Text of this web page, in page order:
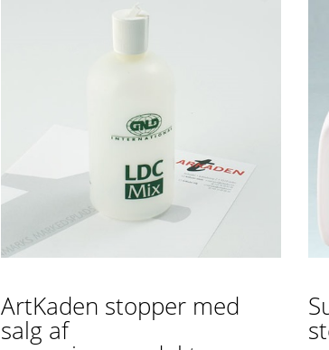
ArtKaden stopper med
salg af